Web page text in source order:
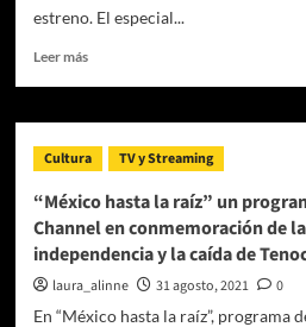
estreno. El especial...
Leer másLeer
HISTORY:
llega
mega
a
20
años
del
Cultura TV y Streaming
“México hasta la raíz” un
Channel en conmemoración de
independencia y la caída de
laura_alinne 31 agosto, 2021
0
En “México hasta la raíz”, programa